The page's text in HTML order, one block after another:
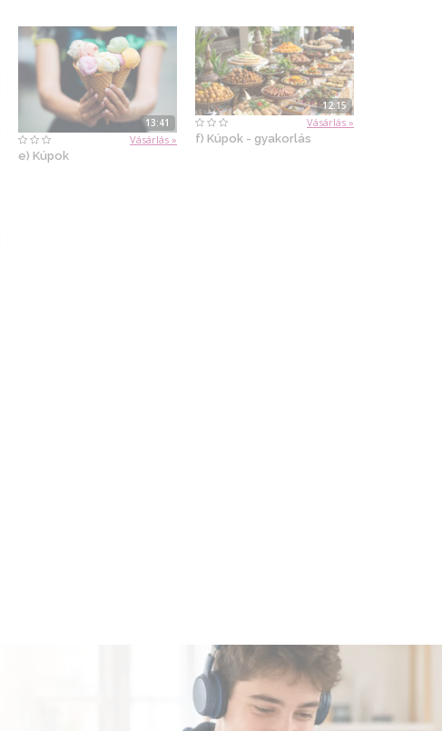
13:41
Vásárlás »
e) Kúpok
12:15
Vásárlás »
f) Kúpok - gyakorlás